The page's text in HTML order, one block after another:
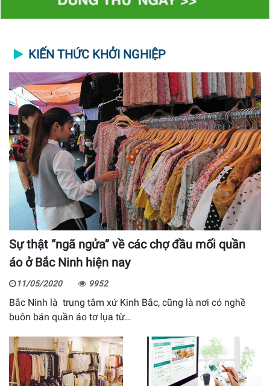
KIẾN THỨC KHỞI NGHIỆP
Sự thật “ngã ngửa” về các chợ đầu mối quần
áo ở Bắc Ninh hiện nay
11/05/2020 9952
Bắc Ninh là trung tâm xứ Kinh Bắc, cũng là nơi có nghề
buôn bán quần áo tơ lụa từ…